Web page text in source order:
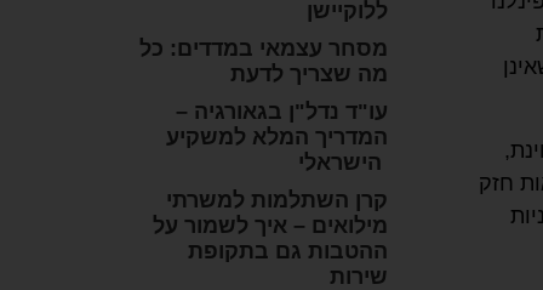
חזק
ללוקיישן
מסחר עצמאי במדדים: כל
מה שצריך לדעת
עו"ד נדל"ן בגאורגיה –
המדריך המלא למשקיע
הישראלי
קרן השתלמות למשרתי
מילואים – איך לשמור על
ההטבות גם בתקופת
שירות